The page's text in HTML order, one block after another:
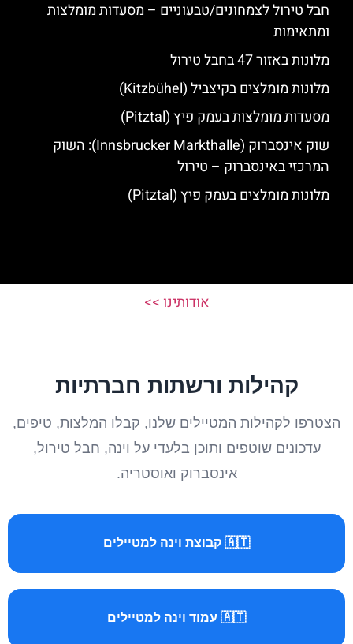
חבל טירול לצמחונים/טבעוניים – מסעדות מומלצות
ומתאימות
מלונות באזור 47 בחבל טירול
מלונות מומלצים בקיצביל (Kitzbühel)
מסעדות מומלצות בעמק פיץ (Pitztal)
שוק אינסברוק (Innsbrucker Markthalle): השוק
המרכזי באינסברוק – טירול
מלונות מומלצים בעמק פיץ (Pitztal)
אודותינו >>
קהילות ורשתות חברתיות
הצטרפו לקהילות המטיילים שלנו, קבלו המלצות, טיפים,
עדכונים שוטפים ותוכן בלעדי על וינה, חבל טירול,
אינסברוק ואוסטריה.
🇦🇹 קבוצת וינה למטיילים
🇦🇹 עמוד וינה למטיילים